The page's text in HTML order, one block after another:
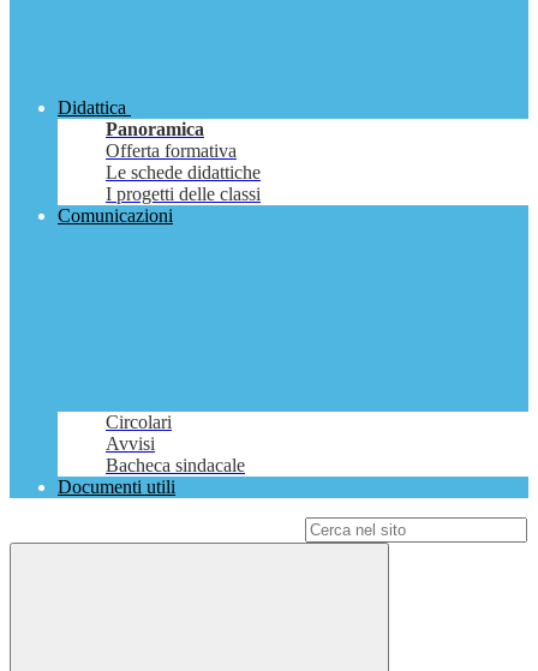
Didattica
Panoramica
Offerta formativa
Le schede didattiche
I progetti delle classi
Comunicazioni
Circolari
Avvisi
Bacheca sindacale
Documenti utili